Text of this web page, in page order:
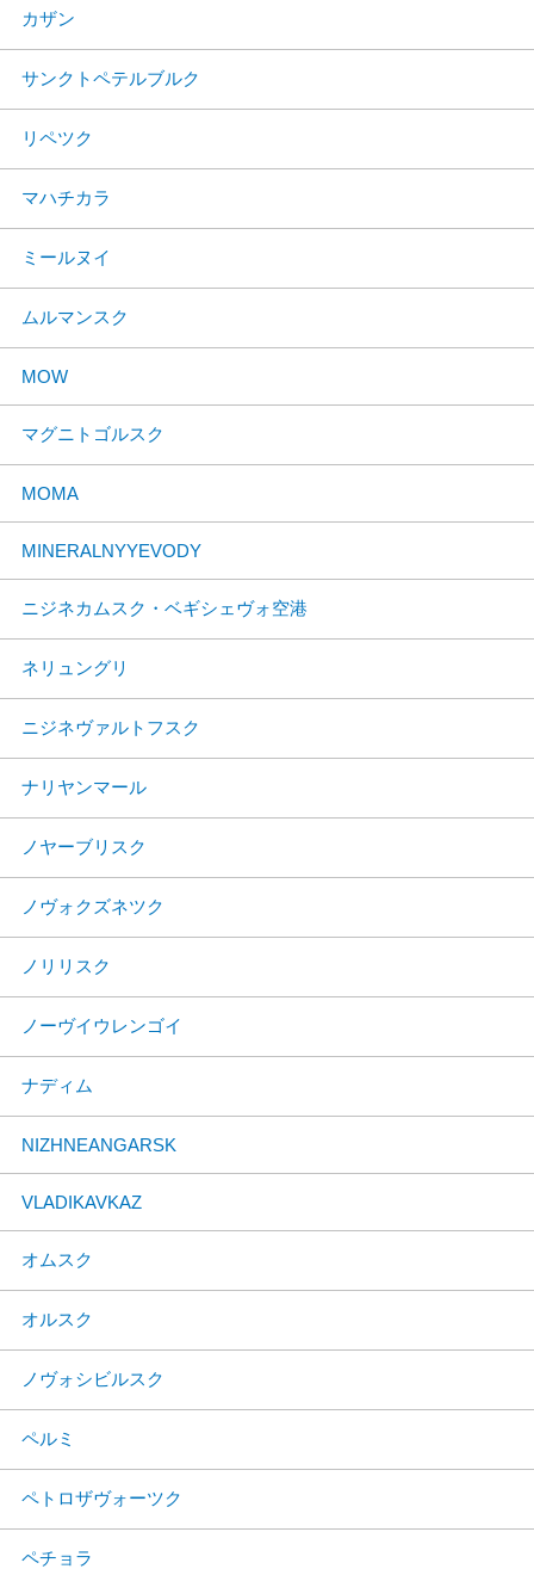
カザン
サンクトペテルブルク
リペツク
マハチカラ
ミールヌイ
ムルマンスク
MOW
マグニトゴルスク
MOMA
MINERALNYYEVODY
ニジネカムスク・ベギシェヴォ空港
ネリュングリ
ニジネヴァルトフスク
ナリヤンマール
ノヤーブリスク
ノヴォクズネツク
ノリリスク
ノーヴイウレンゴイ
ナディム
NIZHNEANGARSK
VLADIKAVKAZ
オムスク
オルスク
ノヴォシビルスク
ペルミ
ペトロザヴォーツク
ペチョラ